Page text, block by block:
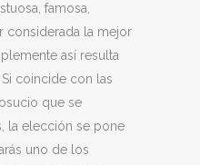
famosa,
considerada la mejor
así resulta
coincide con las
que se
la elección se pone
uno de los